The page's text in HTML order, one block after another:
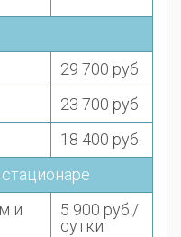
29 700 руб.
23 700 руб.
18 400 руб.
и
5 900 руб./
сутки